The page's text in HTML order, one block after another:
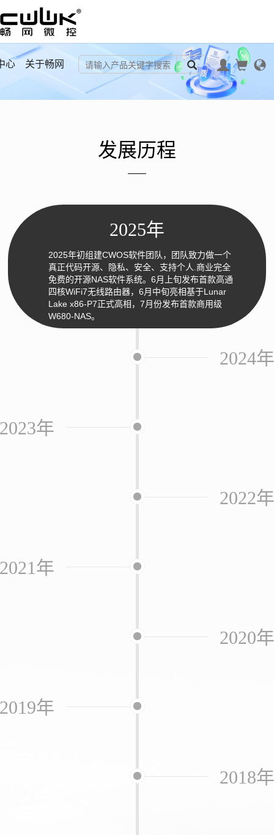
心 关于畅网
发展历程
2025年
2025年初组建CWOS软件团队，团队致力做一个
真正代码开源、隐私、安全、支持个人.商业完全
免费的开源NAS软件系统。6月上旬发布首款高通
四核WiFi7无线路由器，6月中旬亮相基于Lunar
Lake x86-P7正式高相，7月份发布首款商用级
W680-NAS。
2024年
年
2022年
年
2020年
年
2018年